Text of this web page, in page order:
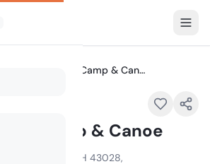
Kokosing Valley Camp & Canoe
Camp & Canoe
Howard, OH 43028,